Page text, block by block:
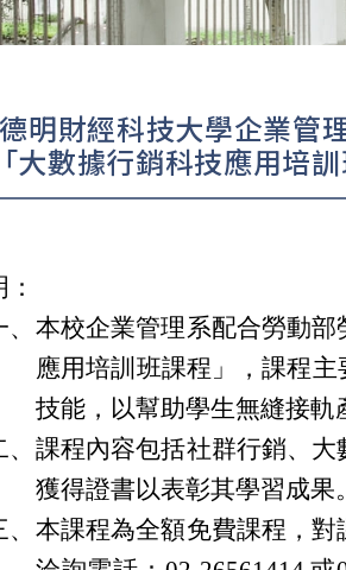
德明財經科技大學企業管
大數據行銷科技應用培
本校企業管理系配合勞動
應用培訓班課程」，課程
技能，以幫助學生無縫接軌
課程內容包括社群行銷、
獲得證書以表彰其學習成果。
本課程為全額免費課程，對